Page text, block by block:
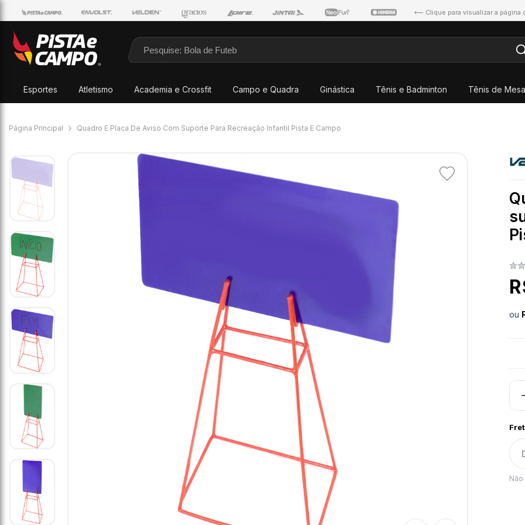
⟵ Clique para visualizar a página
Esportes Atletismo Academia e Crossfit Campo e Quadra Ginástica Tênis e Badminton Tênis de Mesa
Página Principal Quadro E Placa De Aviso Com Suporte Para Recreação Infantil Pista E Campo
Adicionar
ou
Não